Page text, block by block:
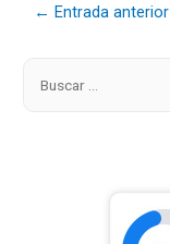
← Entrada anterior